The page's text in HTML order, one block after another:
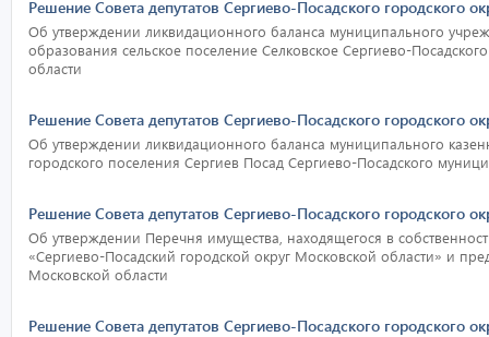
Решение Совета депутатов Сергиево-Посадского городского
Об утверждении ликвидационного баланса муниципального
образования сельское поселение Селковское Сергиево-
области
Решение Совета депутатов Сергиево-Посадского городского
Об утверждении ликвидационного баланса муниципального
городского поселения Сергиев Посад Сергиево-Посадского
Решение Совета депутатов Сергиево-Посадского городского
Об утверждении Перечня имущества, находящегося в
«Сергиево-Посадский городской округ Московской области» и
Московской области
Решение Совета депутатов Сергиево-Посадского городского